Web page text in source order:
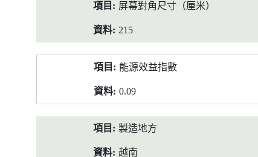
屏幕對角尺寸（厘米）
215
能源效益指數
0.09
製造地方
越南